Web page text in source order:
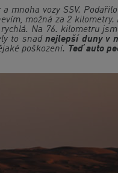
mnoha vozy SSV.
možná za 2 kilometry.
rychlá. Na 76. kilometru
to snadnejlepší duny v
poškození. Teď auto